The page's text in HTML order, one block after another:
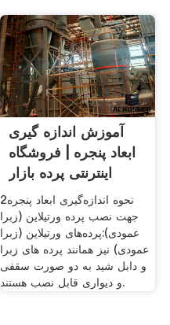
آموزش اندازه گیری
ابعاد پنجره | فروشگاه
اینترنتی پرده بازار
2نحوه اندازه‌گیری ابعاد پنجره
جهت نصب پرده ورتیلاین (زبرا
عمودی):پرده‌های ورتیلاین (زبرا
عمودی) نیز همانند پرده های زبرا
و دابل شید به دو صورت سقفی
و دیواری قابل نصب هستند.